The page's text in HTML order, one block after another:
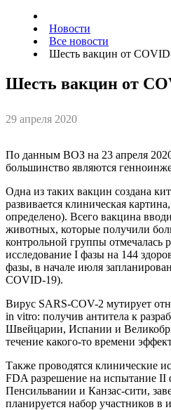
Новости
Все новости
Шесть вакцин от
Шесть вакцин от
29 апреля 2020
По данным ВОЗ на 23 апреля
большинство являются
Одна из таких вакцин создана
развивается клиническая
определено). Всего вакцина
животных, которые получили
контрольной группы отмечалась
исследование I фазы на 144
фазы, в начале июля
COVID-19).
Вирус SARS-COV-2 мутирует
in vitro: получив антитела к
Швейцарии, Испании и
течение какого-то времени
Также проводятся клинические
FDA разрешение на испытание II
Пенсильвании и Канзас-сити,
планируется набор участников в